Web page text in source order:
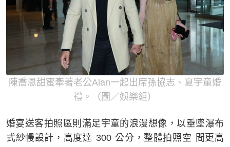
陳喬恩甜蜜牽著老公Alan一起出席孫協志、夏宇童婚
禮。（圖／娛樂組）
婚宴送客拍照區則滿足宇童的浪漫想像，以垂墜瀑布
式紗幔設計，高度達 300 公分，整體拍照空 間更高